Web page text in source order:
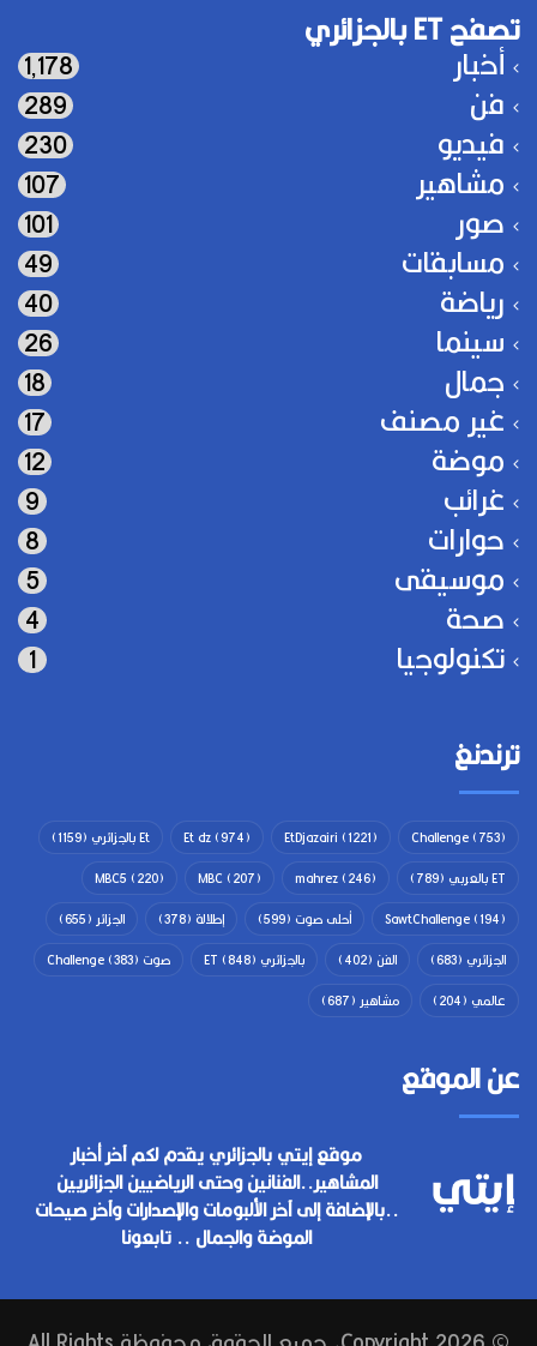
تصفح ET بالجزائري
أخبار 1٬178
فن 289
فيديو 230
مشاهير 107
صور 101
مسابقات 49
رياضة 40
سينما 26
جمال 18
غير مصنف 17
موضة 12
غرائب 9
حوارات 8
موسيقى 5
صحة 4
تكنولوجيا 1
ترندنغ
Challenge(753)
EtDjazairi (1221)
Et dz(974) Et بالجزائري
(1159)
ET بالعربي
(789)
mahrez(246)
MBC(207)
MBC5 (220)
SawtChallenge(194) أحلى صوت (599) إطلالة (378) الجزائر (655)
الجزائري (683) الفن (402) بالجزائري ET (848) صوت Challenge (383)
عالمي (204) مشاهير (687)
عن الموقع
موقع إيتي بالجزائري يقدم لكم آخر أخبار
المشاهير..الفنانين وحتى الرياضيين الجزائريين
..بالإضافة إلى آخر الألبومات والإصدارات وآخر صيحات
الموضة والجمال .. تابعونا